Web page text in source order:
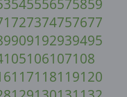
545556575859
727374757677
909192939495
105106107108
117118119120